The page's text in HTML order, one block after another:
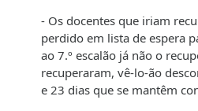
- Os docentes que iriam
perdido em lista de espera
ao 7.º escalão já não o
recuperaram, vê-lo-ão
e 23 dias que se mantêm